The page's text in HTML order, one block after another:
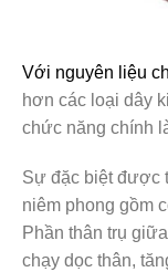
Với nguyên liệu
hơn các loại dây
chức năng chính
Sự đặc biệt được
niêm phong gồm
Phần thân trụ
chạy dọc thân,